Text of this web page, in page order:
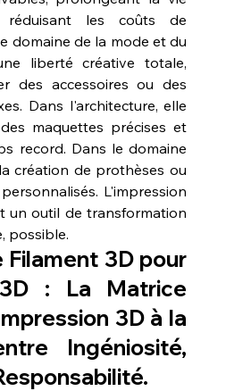
les coûts de
domaine de la mode et du
liberté créative totale,
des accessoires ou des
Dans l'architecture, elle
maquettes précises et
record. Dans le domaine
création de prothèses ou
L'impression
un outil de transformation
possible.
Filament 3D pour
: La Matrice
3D à la
Ingéniosité,